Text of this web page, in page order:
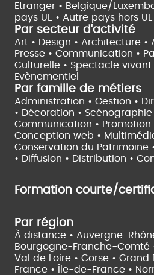
Etranger • Belgique/
pays UE • Autre pays hors UE
Par secteur d'activité
Art • Design • Architecture •
Presse • Communication •
Culturelle • Spectacle vivant
Evènementiel
Par famille de métiers
Administration • Gestion •
• Décoration • Scénographie
Communication • Promotion
Conception web •
Conservation du Patrimoine
• Diffusion • Distribution •
Formation courte/
Par région
À distance • Auvergne-
Bourgogne-Franche-Comté
Val de Loire • Corse • Grand
France •
Île-de-France •